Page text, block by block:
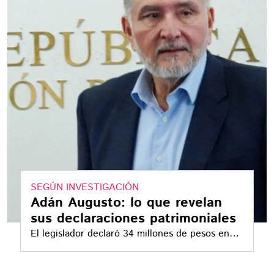
SEGÚN INVESTIGACIÓN
Adán Augusto: lo que revelan
sus declaraciones patrimoniales
El legislador declaró 34 millones de pesos en
2019 y solo 3.5 millones en 2025